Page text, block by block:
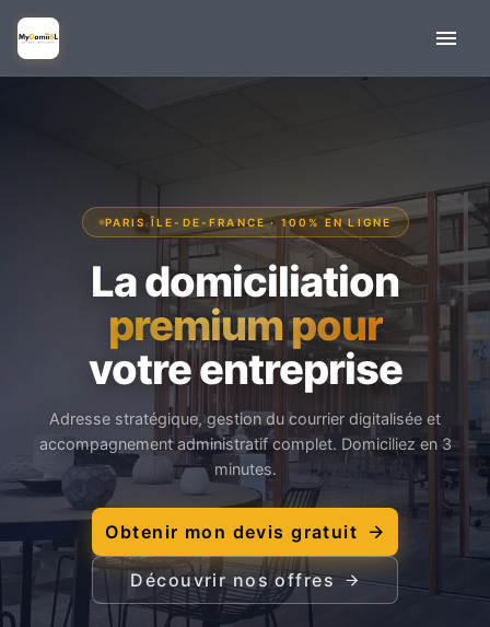
PARIS ÎLE-DE-FRANCE · 100% EN LIGNE
La domiciliation
premium pour
votre entreprise
Adresse stratégique, gestion du courrier digitalisée et
accompagnement administratif complet. Domiciliez en 3
minutes.
Obtenir mon devis gratuit
Découvrir nos offres